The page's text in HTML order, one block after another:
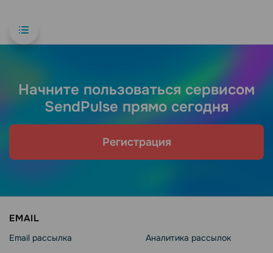
Начните пользоваться сервисом
SendPulse прямо сегодня
Регистрация
EMAIL
Email рассылка
Аналитика рассылок